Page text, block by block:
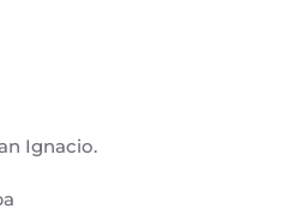
Ignacio.